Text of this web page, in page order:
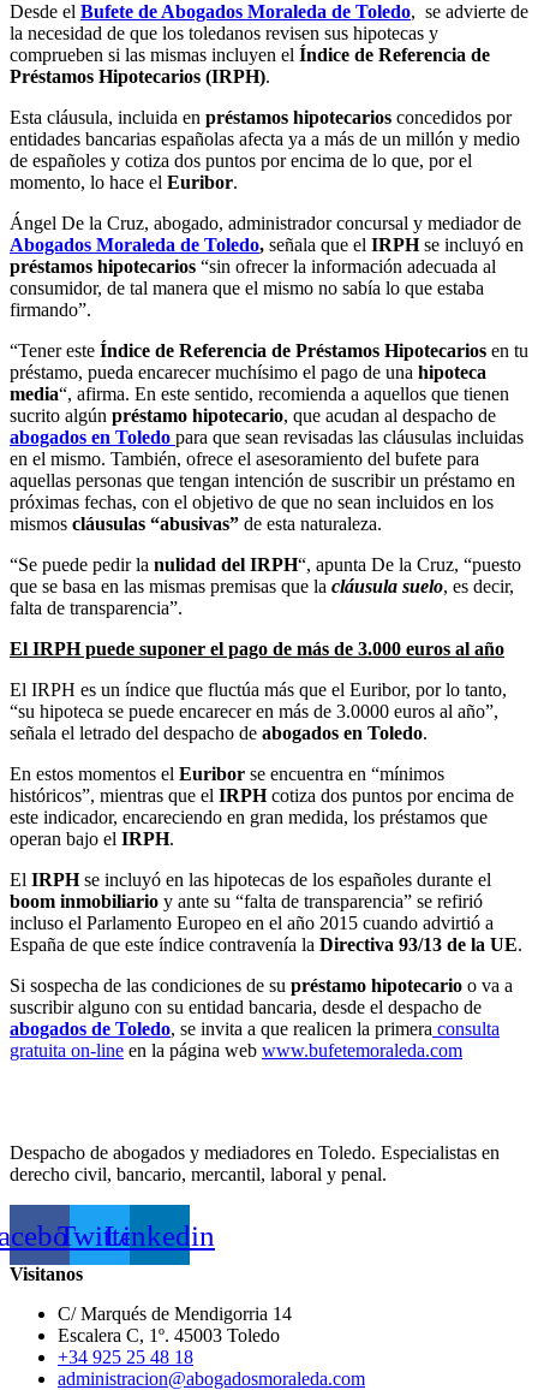
Desde el Bufete de Abogados Moraleda de Toledo, se advierte de
la necesidad de que los toledanos revisen sus hipotecas y
comprueben si las mismas incluyen el Índice de Referencia de
Préstamos Hipotecarios (IRPH).
Esta cláusula, incluida en préstamos hipotecarios concedidos por
entidades bancarias españolas afecta ya a más de un millón y medio
de españoles y cotiza dos puntos por encima de lo que, por el
momento, lo hace el Euribor.
Ángel De la Cruz, abogado, administrador concursal y mediador de
Abogados Moraleda de Toledo, señala que el IRPHse incluyó en
préstamos hipotecarios “sin ofrecer la información adecuada al
consumidor, de tal manera que el mismo no sabía lo que estaba
firmando”.
“Tener este Índice de Referencia de Préstamos Hipotecarios en tu
préstamo, pueda encarecer muchísimo el pago de una hipoteca
media“, afirma. En este sentido, recomienda a aquellos que tienen
sucrito algún préstamo hipotecario, que acudan al despacho de
abogados en Toledo para que sean revisadas las cláusulas incluidas
en el mismo. También, ofrece el asesoramiento del bufete para
aquellas personas que tengan intención de suscribir un préstamo en
próximas fechas, con el objetivo de que no sean incluidos en los
mismos cláusulas “abusivas” de esta naturaleza.
“Se puede pedir la nulidad del IRPH“, apunta De la Cruz, “puesto
que se basa en las mismas premisas que la cláusula suelo, es decir,
falta de transparencia”.
El IRPH puede suponer el pago de más de 3.000 euros al año
El IRPH es un índice que fluctúa más que el Euribor, por lo tanto,
“su hipoteca se puede encarecer en más de 3.0000 euros al año”,
señala el letrado del despacho de abogados en Toledo.
En estos momentos el Euribor se encuentra en “mínimos
históricos”, mientras que el IRPHcotiza dos puntos por encima de
este indicador, encareciendo en gran medida, los préstamos que
operan bajo el IRPH.
El IRPHse incluyó en las hipotecas de los españoles durante el
boom inmobiliario y ante su “falta de transparencia” se refirió
incluso el Parlamento Europeo en el año 2015 cuando advirtió a
España de que este índice contravenía la Directiva 93/13 de la UE.
Si sospecha de las condiciones de su préstamo hipotecario o va a
suscribir alguno con su entidad bancaria, desde el despacho de
abogados de Toledo, se invita a que realicen la primera consulta
gratuita on-line en la página web www.bufetemoraleda.com
Despacho de abogados y mediadores en Toledo. Especialistas en
derecho civil, bancario, mercantil, laboral y penal.
TwitterLinkedin
Visitanos
C/ Marqués de Mendigorria 14
Escalera C, 1º. 45003 Toledo
+34 925 25 48 18
administracion@abogadosmoraleda.com